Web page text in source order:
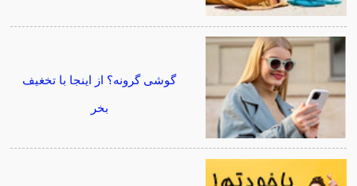
گوشی گرونه؟ از اینجا با تخغیف
بخر